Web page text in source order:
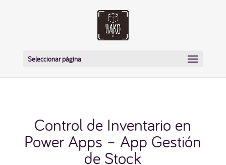
Seleccionar página
Control de Inventario en
Power Apps – App Gestión
de Stock